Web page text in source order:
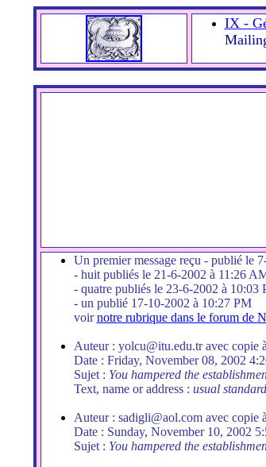
IX -
Un premier message reçu - publié le
- huit publiés le 21-6-2002 à 11:26
- quatre publiés le 23-6-2002 à 10:03
- un publié 17-10-2002 à 10:27 PM
voirnotre rubrique dans le forum de
Auteur : yolcu@itu.edu.tr avec copie
Date : Friday, November 08, 2002
Sujet : You hampered the
Text, name or address : usual
Auteur : sadigli@aol.com avec copie
Date : Sunday, November 10, 2002
Sujet : You hampered the